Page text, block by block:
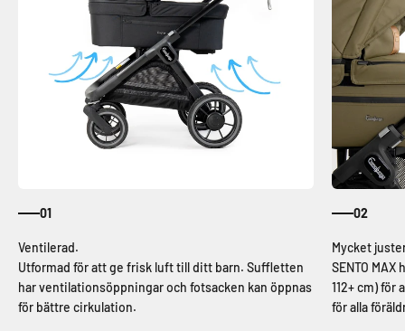
01
Utformad för att ge frisk luft till ditt barn. Suffletten
har ventilationsöppningar och fotsacken kan öppnas
för bättre cirkulation.
02
SENTO
112+ cm) för
för alla